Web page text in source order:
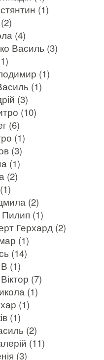
(1)
(4)
Василь (3)
(1)
(1)
(3)
(10)
(6)
(1)
(3)
(1)
(2)
(2)
(1)
Герхард (2)
(1)
(14)
(1)
(7)
(1)
(1)
(1)
(2)
(11)
(3)